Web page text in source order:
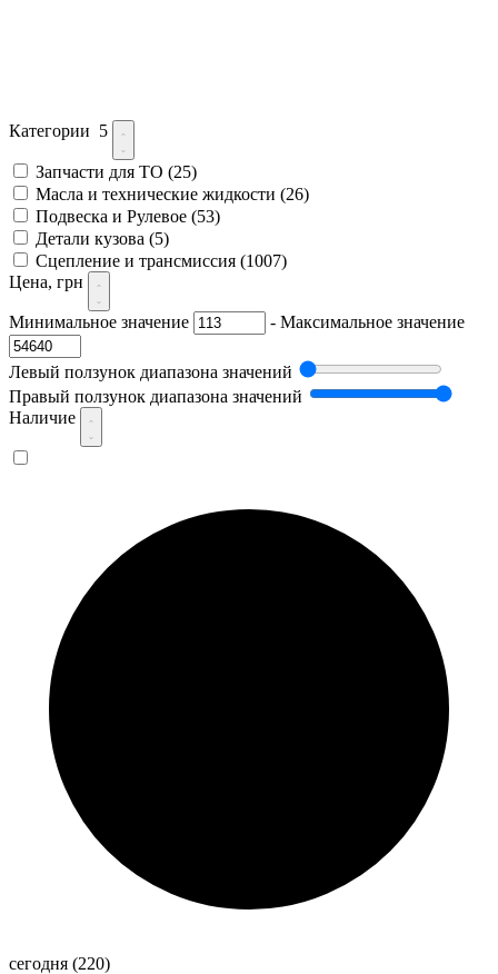
Категории 5
Запчасти для ТО (25)
Масла и технические жидкости (26)
Подвеска и Рулевое (53)
Детали кузова (5)
Сцепление и трансмиссия (1007)
Цена, грн
Минимальное значение - Максимальное значение
Левый ползунок диапазона значений
Правый ползунок диапазона значений
Наличие
сегодня (220)